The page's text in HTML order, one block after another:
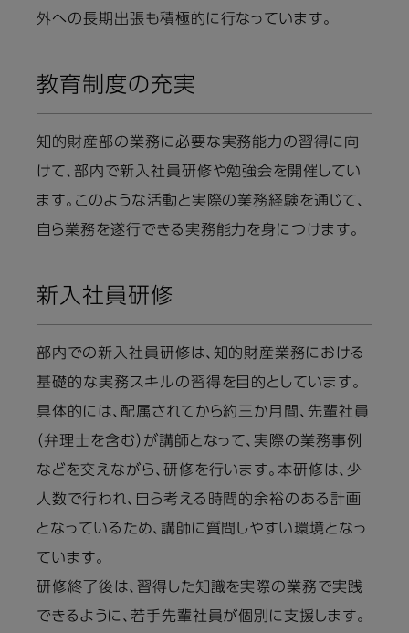
外への長期出張も積極的に行なっています。
教育制度の充実
知的財産部の業務に必要な実務能力の習得に向
けて、部内で新入社員研修や勉強会を開催してい
ます。このような活動と実際の業務経験を通じて、
自ら業務を遂行できる実務能力を身につけます。
新入社員研修
部内での新入社員研修は、知的財産業務における
基礎的な実務スキルの習得を目的としています。
具体的には、配属されてから約三か月間、先輩社員
（弁理士を含む）が講師となって、実際の業務事例
などを交えながら、研修を行います。本研修は、少
人数で行われ、自ら考える時間的余裕のある計画
となっているため、講師に質問しやすい環境となっ
ています。
研修終了後は、習得した知識を実際の業務で実践
できるように、若手先輩社員が個別に支援します。